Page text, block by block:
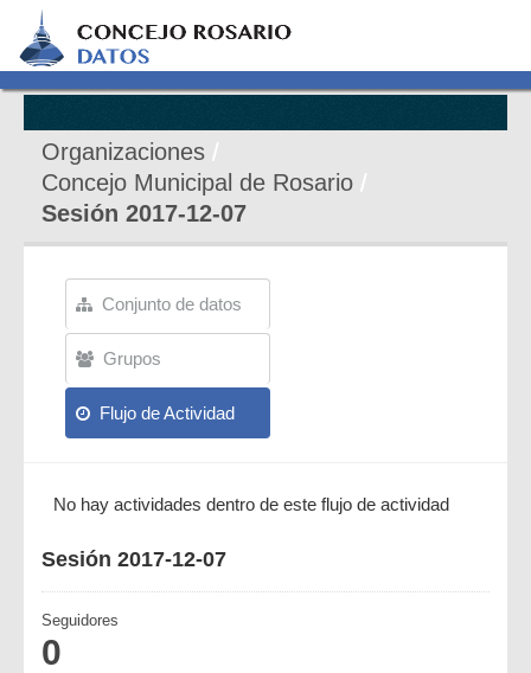
Organizaciones
Concejo Municipal de Rosario
Sesión 2017-12-07
Conjunto de datos
Grupos
Flujo de Actividad
No hay actividades dentro de este flujo de actividad
Sesión 2017-12-07
Seguidores
0